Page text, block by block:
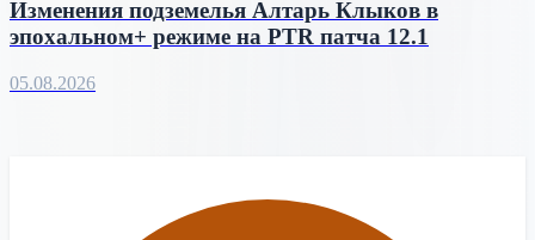
Изменения подземелья Алтарь Клыков в
эпохальном+ режиме на PTR патча 12.1
05.08.2026